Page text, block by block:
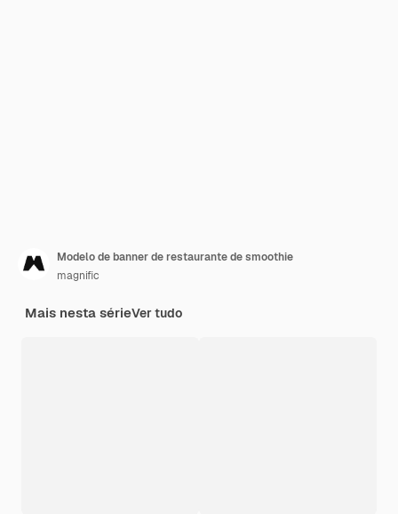
Modelo de banner de restaurante de smoothie
magnific
Mais nesta sérieVer tudo